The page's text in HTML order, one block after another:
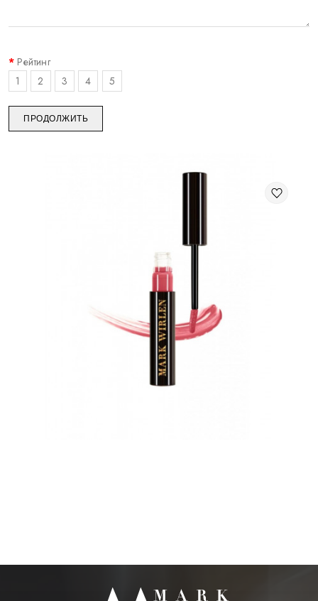
Рейтинг
1
2 3 4 5
ПРОДОЛЖИТЬ